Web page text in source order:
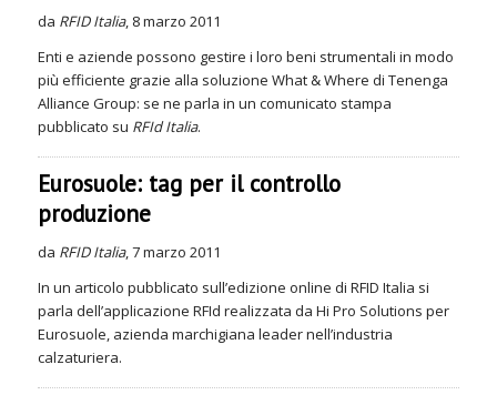
da RFID Italia, 8 marzo 2011
Enti e aziende possono gestire i loro beni strumentali in modo
più efficiente grazie alla soluzione What & Where di Tenenga
Alliance Group: se ne parla in un comunicato stampa
pubblicato su RFId Italia.
Eurosuole: tag per il controllo
produzione
da RFID Italia, 7 marzo 2011
In un articolo pubblicato sull’edizione online di RFID Italia si
parla dell’applicazione RFId realizzata da Hi Pro Solutions per
Eurosuole, azienda marchigiana leader nell’industria
calzaturiera.